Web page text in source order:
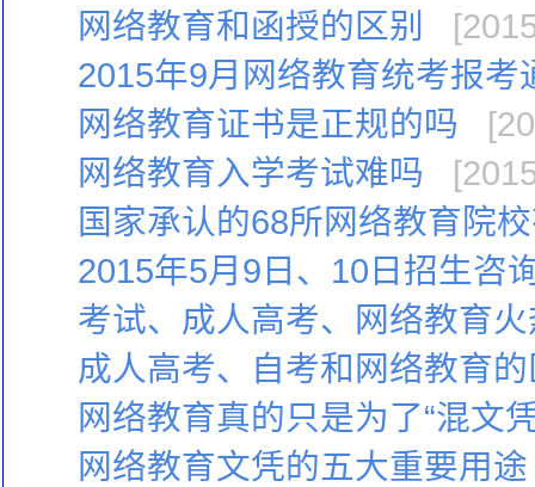
网络教育和函授的区别
2015年9月网络教育统考报考
网络教育证书是正规的吗
网络教育入学考试难吗
国家承认的68所网络教育院
2015年5月9日、10日招生咨
考试、成人高考、网络教育
成人高考、自考和网络教育
网络教育真的只是为了“混文
网络教育文凭的五大重要用途